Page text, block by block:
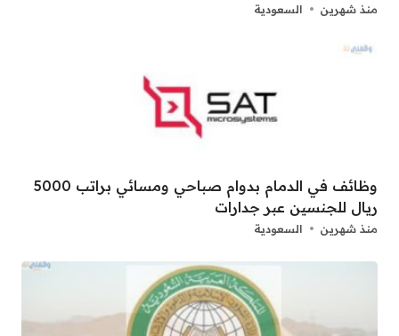
منذ شهرين السعودية
وظائف في الدمام بدوام صباحي ومسائي براتب 5000
ريال للجنسين عبر جدارات
منذ شهرين السعودية